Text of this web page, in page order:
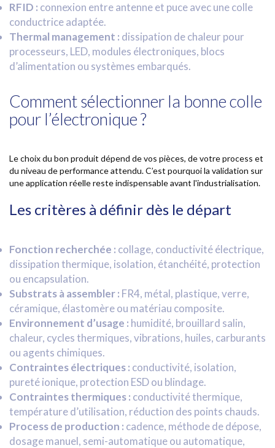
RFID : connexion entre antenne et puce avec une colle
conductrice adaptée.
Thermal management : dissipation de chaleur pour
processeurs, LED, modules électroniques, blocs
d’alimentation ou systèmes embarqués.
Comment sélectionner la bonne colle
pour l’électronique ?
Le choix du bon produit dépend de vos pièces, de votre process et
du niveau de performance attendu. C’est pourquoi la validation sur
une application réelle reste indispensable avant l'industrialisation.
Les critères à définir dès le départ
Fonction recherchée : collage, conductivité électrique,
dissipation thermique, isolation, étanchéité, protection
ou encapsulation.
Substrats à assembler : FR4, métal, plastique, verre,
céramique, élastomère ou matériau composite.
Environnement d’usage : humidité, brouillard salin,
chaleur, cycles thermiques, vibrations, huiles, carburants
ou agents chimiques.
Contraintes électriques : conductivité, isolation,
pureté ionique, protection ESD ou blindage.
Contraintes thermiques : conductivité thermique,
température d’utilisation, réduction des points chauds.
Process de production : cadence, méthode de dépose,
dosage manuel, semi-automatique ou automatique,